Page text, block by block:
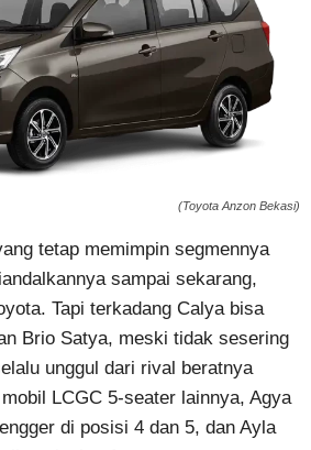
(Toyota Anzon Bekasi)
tetap memimpin segmennya
sampai sekarang,
Tapi terkadang Calya bisa
Brio Satya, meski tidak sesering
unggul dari rival beratnya
LCGC 5-seater lainnya, Agya
di posisi 4 dan 5, dan Ayla